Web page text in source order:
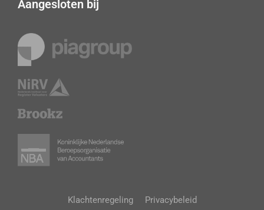
Aangesloten bij
Klachtenregeling Privacybeleid